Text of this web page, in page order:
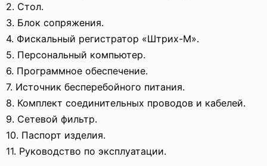
2. Стол.
3. Блок сопряжения.
4. Фискальный регистратор «Штрих-М».
5. Персональный компьютер.
6. Программное обеспечение.
7. Источник бесперебойного питания.
8. Комплект соединительных проводов и кабелей.
9. Сетевой фильтр.
10. Паспорт изделия.
11. Руководство по эксплуатации.